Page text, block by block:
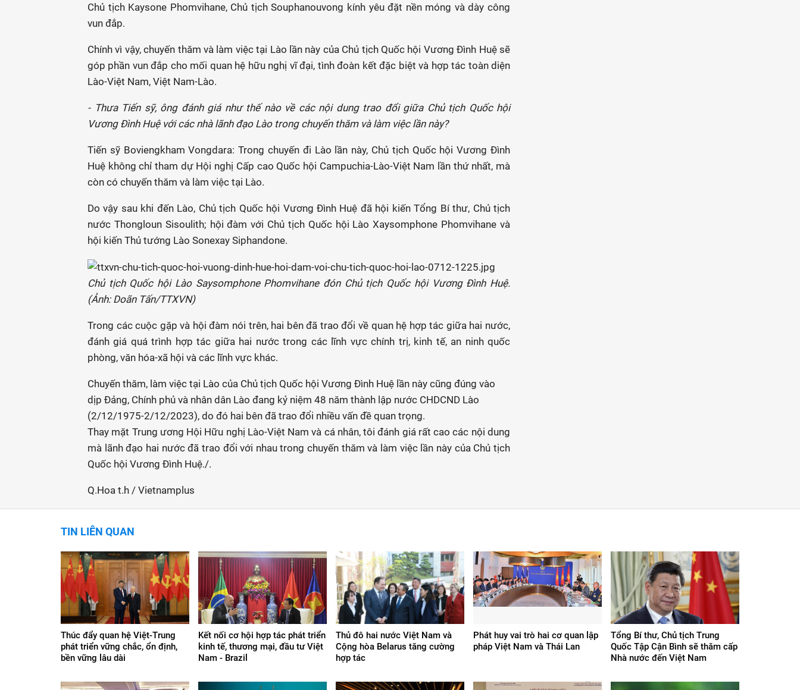
Chủ tịch Kaysone Phomvihane, Chủ tịch Souphanouvong kính yêu đặt nền móng và dày công
vun đắp.
Chính vì vậy, chuyến thăm và làm việc tại Lào lần này của Chủ tịch Quốc hội Vương Đình Huệ sẽ
góp phần vun đắp cho mối quan hệ hữu nghị vĩ đại, tình đoàn kết đặc biệt và hợp tác toàn diện
Lào-Việt Nam, Việt Nam-Lào.
- Thưa Tiến sỹ, ông đánh giá như thế nào về các nội dung trao đổi giữa Chủ tịch Quốc hội
Vương Đình Huệ với các nhà lãnh đạo Lào trong chuyến thăm và làm việc lần này?
Tiến sỹ Boviengkham Vongdara: Trong chuyến đi Lào lần này, Chủ tịch Quốc hội Vương Đình
Huệ không chỉ tham dự Hội nghị Cấp cao Quốc hội Campuchia-Lào-Việt Nam lần thứ nhất, mà
còn có chuyến thăm và làm việc tại Lào.
Do vậy sau khi đến Lào, Chủ tịch Quốc hội Vương Đình Huệ đã hội kiến Tổng Bí thư, Chủ tịch
nước Thongloun Sisoulith; hội đàm với Chủ tịch Quốc hội Lào Xaysomphone Phomvihane và
hội kiến Thủ tướng Lào Sonexay Siphandone.
Chủ tịch Quốc hội Lào Saysomphone Phomvihane đón Chủ tịch Quốc hội Vương Đình Huệ.
(Ảnh: Doãn Tấn/TTXVN)
Trong các cuộc gặp và hội đàm nói trên, hai bên đã trao đổi về quan hệ hợp tác giữa hai nước,
đánh giá quá trình hợp tác giữa hai nước trong các lĩnh vực chính trị, kinh tế, an ninh quốc
phòng, văn hóa-xã hội và các lĩnh vực khác.
Chuyến thăm, làm việc tại Lào của Chủ tịch Quốc hội Vương Đình Huệ lần này cũng đúng vào
dịp Đảng, Chính phủ và nhân dân Lào đang kỷ niệm 48 năm thành lập nước CHDCND Lào
(2/12/1975-2/12/2023), do đó hai bên đã trao đổi nhiều vấn đề quan trọng.
Thay mặt Trung ương Hội Hữu nghị Lào-Việt Nam và cá nhân, tôi đánh giá rất cao các nội dung
mà lãnh đạo hai nước đã trao đổi với nhau trong chuyến thăm và làm việc lần này của Chủ tịch
Quốc hội Vương Đình Huệ./.
Q.Hoa t.h / Vietnamplus
TIN LIÊN QUAN
Thúc đẩy quan hệ Việt-Trung
phát triển vững chắc, ổn định,
bền vững lâu dài
Kết nối cơ hội hợp tác phát triển
kinh tế, thương mại, đầu tư Việt
Nam - Brazil
Thủ đô hai nước Việt Nam và
Cộng hòa Belarus tăng cường
hợp tác
Phát huy vai trò hai cơ quan lập
pháp Việt Nam và Thái Lan
Tổng Bí thư, Chủ tịch Trung
Quốc Tập Cận Bình sẽ thăm cấp
Nhà nước đến Việt Nam